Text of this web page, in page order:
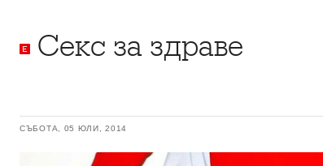
Секс за здраве
СЪБОТА, 05 ЮЛИ, 2014